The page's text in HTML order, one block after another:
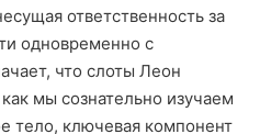
ответственность за
одновременно с
что слоты Леон
мы сознательно изучаем
тело, ключевая компонент